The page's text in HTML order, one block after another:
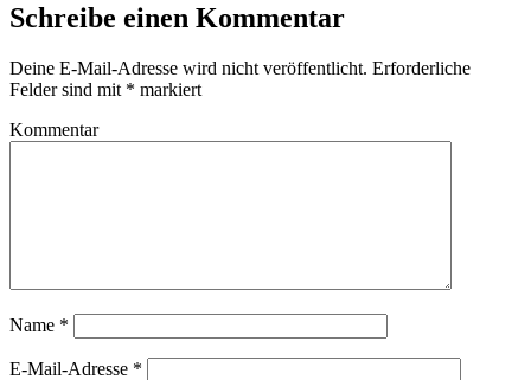
Schreibe einen Kommentar
Deine E-Mail-Adresse wird nicht veröffentlicht. Erforderliche
Felder sind mit * markiert
Kommentar
Name *
E-Mail-Adresse *